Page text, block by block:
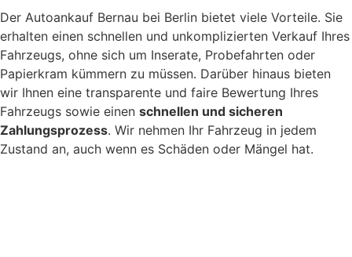
Der Autoankauf Bernau bei Berlin bietet viele Vorteile. Sie
erhalten einen schnellen und unkomplizierten Verkauf Ihres
Fahrzeugs, ohne sich um Inserate, Probefahrten oder
Papierkram kümmern zu müssen. Darüber hinaus bieten
wir Ihnen eine transparente und faire Bewertung Ihres
Fahrzeugs sowie einen schnellen und sicheren
Zahlungsprozess. Wir nehmen Ihr Fahrzeug in jedem
Zustand an, auch wenn es Schäden oder Mängel hat.